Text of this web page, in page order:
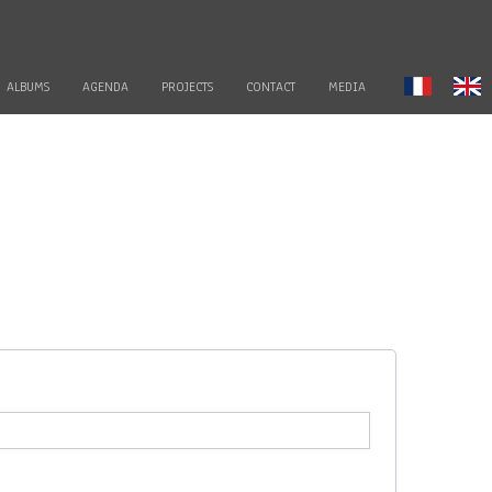
ALBUMS AGENDA PROJECTS CONTACT MEDIA